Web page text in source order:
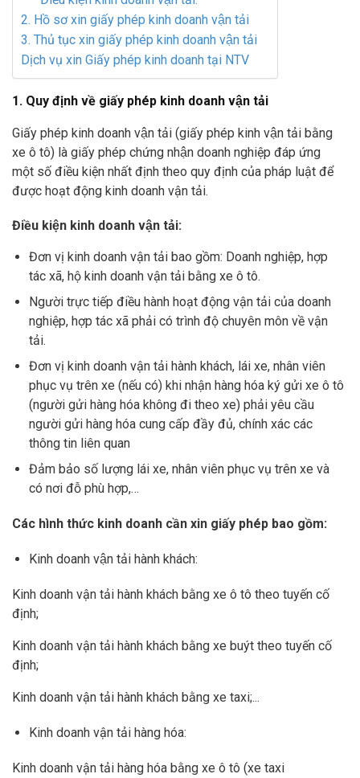
2. Hồ sơ xin giấy phép kinh doanh vận tải
3. Thủ tục xin giấy phép kinh doanh vận tải
Dịch vụ xin Giấy phép kinh doanh tại NTV
1. Quy định về giấy phép kinh doanh vận tải
Giấy phép kinh doanh vận tải (giấy phép kinh vận tải bằng
xe ô tô) là giấy phép chứng nhận doanh nghiệp đáp ứng
một số điều kiện nhất định theo quy định của pháp luật để
được hoạt động kinh doanh vận tải.
Điều kiện kinh doanh vận tải:
Đơn vị kinh doanh vận tải bao gồm: Doanh nghiệp, hợp
tác xã, hộ kinh doanh vận tải bằng xe ô tô.
Người trực tiếp điều hành hoạt động vận tải của doanh
nghiệp, hợp tác xã phải có trình độ chuyên môn về vận
tải.
Đơn vị kinh doanh vận tải hành khách, lái xe, nhân viên
phục vụ trên xe (nếu có) khi nhận hàng hóa ký gửi xe ô tô
(người gửi hàng hóa không đi theo xe) phải yêu cầu
người gửi hàng hóa cung cấp đầy đủ, chính xác các
thông tin liên quan
Đảm bảo số lượng lái xe, nhân viên phục vụ trên xe và
có nơi đỗ phù hợp,…
Các hình thức kinh doanh cần xin giấy phép bao gồm:
Kinh doanh vận tải hành khách:
Kinh doanh vận tải hành khách bằng xe ô tô theo tuyến cố
định;
Kinh doanh vận tải hành khách bằng xe buýt theo tuyến cố
định;
Kinh doanh vận tải hành khách bằng xe taxi;...
Kinh doanh vận tải hàng hóa:
Kinh doanh vận tải hàng hóa bằng xe ô tô (xe taxi